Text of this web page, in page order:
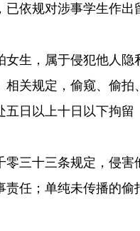
已依规对涉事学生作出
女生，属于侵犯他人隐
相关规定，偷窥、偷拍
五日以上十日以下拘留
零三十三条规定，侵害
责任；单纯未传播的偷